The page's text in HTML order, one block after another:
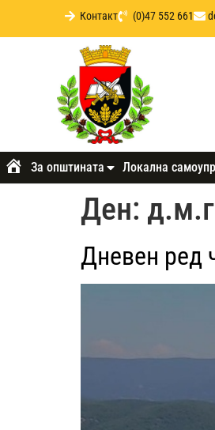
Контакт (0)47 552 661
ПочетнаЗа општината Локална
Ден: д.м.г
Дневен ред